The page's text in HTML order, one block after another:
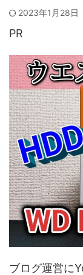
2023年1月28日
PR
ブログ運営に